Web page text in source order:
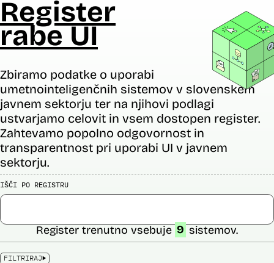
Register
rabe UI
Zbiramo podatke o uporabi
umetnointeligenčnih sistemov v slovenskem
javnem sektorju ter na njihovi podlagi
ustvarjamo celovit in vsem dostopen register.
Zahtevamo popolno odgovornost in
transparentnost pri uporabi UI v javnem
sektorju.
IŠČI PO REGISTRU
FILTRIRAJ
Register trenutno vsebuje 9 sistemov.